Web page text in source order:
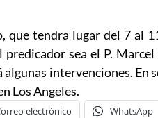
que tendra lugar del 7 al
predicador sea el P.
intervenciones. En
Los Angeles.
electrónico WhatsApp